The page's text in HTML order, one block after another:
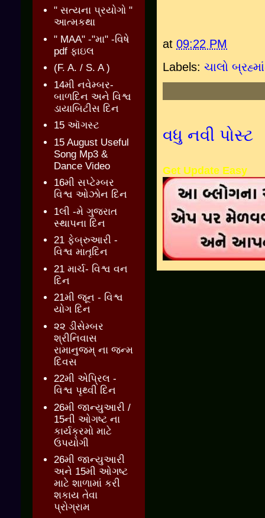
at 09:22 PM
Labels: ચાલો
વધુ નવી પોસ્ટ
Get Update Easy
" સત્યના પ્રયોગો "
આત્મકથા
" MAA" -"મા" -વિષે
pdf ફાઇલ
(F. A. / S. A )
14મી નવેમ્બર-
બાળદિન અને વિશ્વ
ડાયાબિટીસ દિન
15 ઑગસ્ટ
15 August Useful
Song Mp3 &
Dance Video
16મી સપ્ટેમ્બર
વિશ્વ ઓઝોન દિન
1લી -મે ગુજરાત
સ્થાપના દિન
21 ફેબ્રુઆરી -
વિશ્વ માતૃદિન
21 માર્ચ- વિશ્વ વન
દિન
21મી જૂન - વિશ્વ
યોગ દિન
૨૨ ડીસેમ્બર
શ્રીનિવાસ
રામાનુજમ્ ના જન્મ
દિવસ
22મી એપ્રિલ -
વિશ્વ પૃથ્વી દિન
26મી જાન્યુઆરી /
15ની ઓગષ્ટ ના
કાર્યક્રમો માટે
ઉપયોગી
26મી જાન્યુઆરી
અને 15મી ઓગષ્ટ
માટે શાળામાં કરી
શકાય તેવા
પ્રોગ્રામ